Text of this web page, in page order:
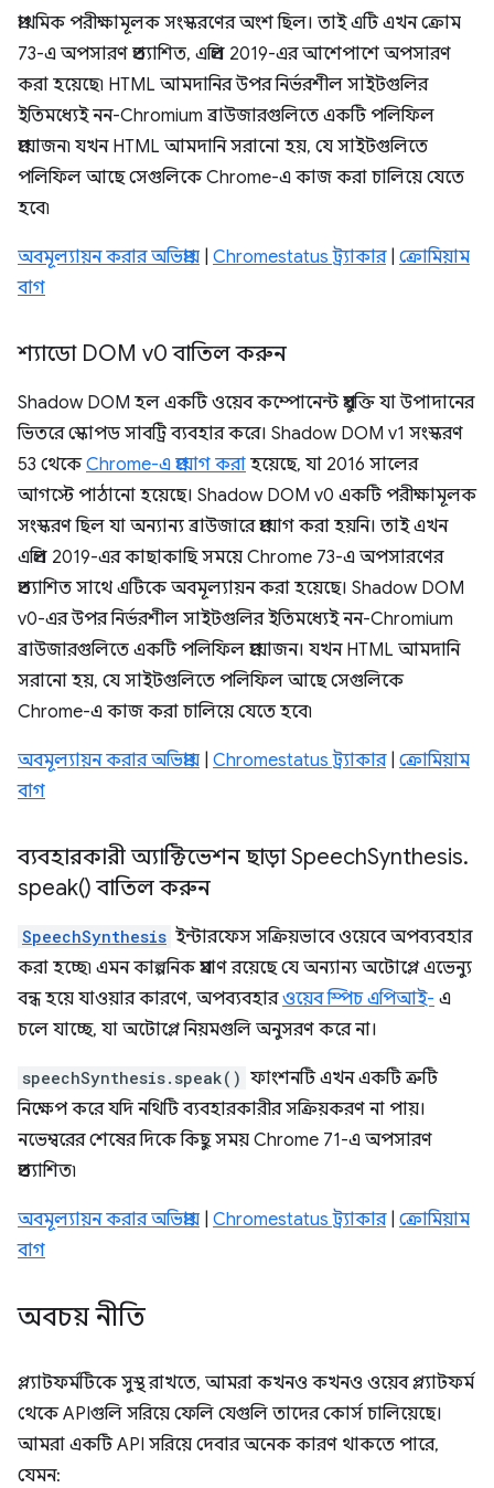
প্রাথমিক পরীক্ষামূলক সংস্করণের অংশ ছিল। তাই এটি এখন ক্রোম
73-এ অপসারণ প্রত্যাশিত, এপ্রিল 2019-এর আশেপাশে অপসারণ
করা হয়েছে৷ HTML আমদানির উপর নির্ভরশীল সাইটগুলির
ইতিমধ্যেই নন-Chromium ব্রাউজারগুলিতে একটি পলিফিল
প্রয়োজন৷ যখন HTML আমদানি সরানো হয়, যে সাইটগুলিতে
পলিফিল আছে সেগুলিকে Chrome-এ কাজ করা চালিয়ে যেতে
হবে৷
অবমূল্যায়ন করার অভিপ্রায় Chromestatus ট্র্যাকার| ক্রোমিয়াম
বাগ
শ্যাডো DOM v0 বাতিল করুন
Shadow DOM হল একটি ওয়েব কম্পোনেন্ট প্রযুক্তি যা উপাদানের
ভিতরে স্কোপড সাবট্রি ব্যবহার করে। Shadow DOM v1 সংস্করণ
53 থেকেChrome-এ প্রয়োগ করা হয়েছে, যা 2016 সালের
আগস্টে পাঠানো হয়েছে। Shadow DOM v0 একটি পরীক্ষামূলক
সংস্করণ ছিল যা অন্যান্য ব্রাউজারে প্রয়োগ করা হয়নি। তাই এখন
এপ্রিল 2019-এর কাছাকাছি সময়ে Chrome 73-এ অপসারণের
প্রত্যাশিত সাথে এটিকে অবমূল্যায়ন করা হয়েছে। Shadow DOM
v0-এর উপর নির্ভরশীল সাইটগুলির ইতিমধ্যেই নন-Chromium
ব্রাউজারগুলিতে একটি পলিফিল প্রয়োজন। যখন HTML আমদানি
সরানো হয়, যে সাইটগুলিতে পলিফিল আছে সেগুলিকে
Chrome-এ কাজ করা চালিয়ে যেতে হবে৷
অবমূল্যায়ন করার অভিপ্রায় Chromestatus ট্র্যাকার| ক্রোমিয়াম
বাগ
ব্যবহারকারী অ্যাক্টিভেশন ছাড়া SpeechSynthesis.
speak() বাতিল করুন
SpeechSynthesis ইন্টারফেস সক্রিয়ভাবে ওয়েবে অপব্যবহার
করা হচ্ছে৷ এমন কাল্পনিক প্রমাণ রয়েছে যে অন্যান্য অটোপ্লে এভেন্যু
বন্ধ হয়ে যাওয়ার কারণে, অপব্যবহারওয়েব স্পিচ এপিআই- এ
চলে যাচ্ছে, যা অটোপ্লে নিয়মগুলি অনুসরণ করে না।
speechSynthesis.speak() ফাংশনটি এখন একটি ত্রুটি
নিক্ষেপ করে যদি নথিটি ব্যবহারকারীর সক্রিয়করণ না পায়।
নভেম্বরের শেষের দিকে কিছু সময় Chrome 71-এ অপসারণ
প্রত্যাশিত৷
অবমূল্যায়ন করার অভিপ্রায় Chromestatus ট্র্যাকার| ক্রোমিয়াম
বাগ
অবচয় নীতি
প্ল্যাটফর্মটিকে সুস্থ রাখতে, আমরা কখনও কখনও ওয়েব প্ল্যাটফর্ম
থেকে APIগুলি সরিয়ে ফেলি যেগুলি তাদের কোর্স চালিয়েছে।
আমরা একটি API সরিয়ে দেবার অনেক কারণ থাকতে পারে,
যেমন: